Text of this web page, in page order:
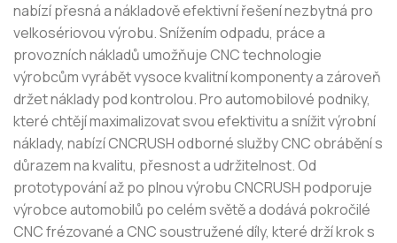
nabízí přesná a nákladově efektivní řešení nezbytná pro
velkosériovou výrobu. Snížením odpadu, práce a
provozních nákladů umožňuje CNC technologie
výrobcům vyrábět vysoce kvalitní komponenty a zároveň
držet náklady pod kontrolou. Pro automobilové podniky,
které chtějí maximalizovat svou efektivitu a snížit výrobní
náklady, nabízí CNCRUSH odborné služby CNC obrábění s
důrazem na kvalitu, přesnost a udržitelnost. Od
prototypování až po plnou výrobu CNCRUSH podporuje
výrobce automobilů po celém světě a dodává pokročilé
CNC frézované a CNC soustružené díly, které drží krok s